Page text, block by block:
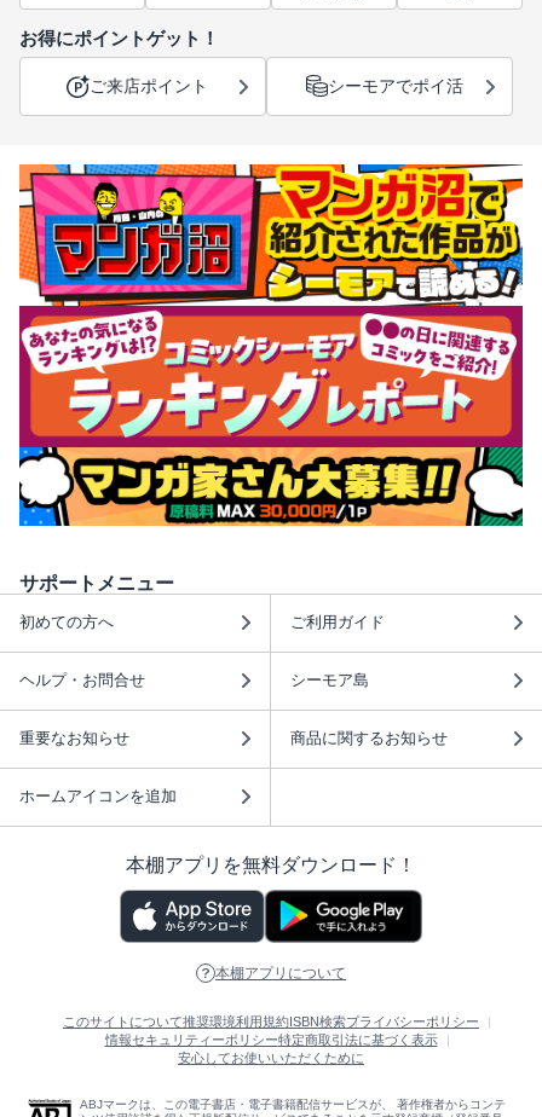
お得にポイントゲット！
ご来店ポイント シーモアでポイ活
サポートメニュー
初めての方へ ご利用ガイド
ヘルプ・お問合せ シーモア島
重要なお知らせ 商品に関するお知らせ
ホームアイコンを追加
本棚アプリを無料ダウンロード！
本棚アプリについて
このサイトについて推奨環境利用規約ISBN検索プライバシーポリシー
情報セキュリティーポリシー特定商取引法に基づく表示
安心してお使いいただくために
ABJマークは、この電子書店・電子書籍配信サービスが、 著作権者からコンテ